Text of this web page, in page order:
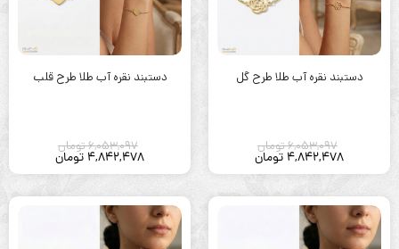
دستبند نقره آب طلا طرح گل
6,053,097تومان
4,842,478 تومان
دستبند نقره آب طلا طرح قلب
6,053,097تومان
4,842,478 تومان